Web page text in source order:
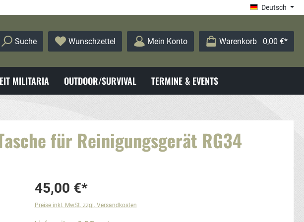
Deutsch
Suche Wunschzettel Mein Konto Warenkorb 0,00 €*
MILITARIA OUTDOOR/SURVIVAL TERMINE & EVENTS
für Reinigungsgerät RG34
45,00 €*
Preise inkl. MwSt. zzgl. Versandkosten